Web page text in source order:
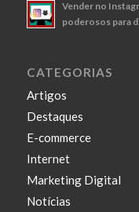
Vender no
poderosos para
CATEGORIAS
Artigos
Destaques
E-commerce
Internet
Marketing Digital
Notícias